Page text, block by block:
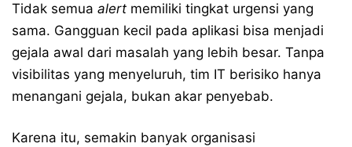
Tidak semua alert memiliki tingkat urgensi yang
sama. Gangguan kecil pada aplikasi bisa menjadi
gejala awal dari masalah yang lebih besar. Tanpa
visibilitas yang menyeluruh, tim IT berisiko hanya
menangani gejala, bukan akar penyebab.
Karena itu, semakin banyak organisasi